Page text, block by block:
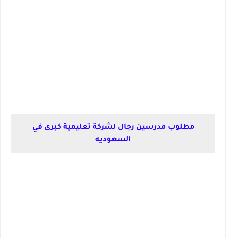
مطلوب مدرسين رجال لشركة تعليمية كبرى في
السعوديه